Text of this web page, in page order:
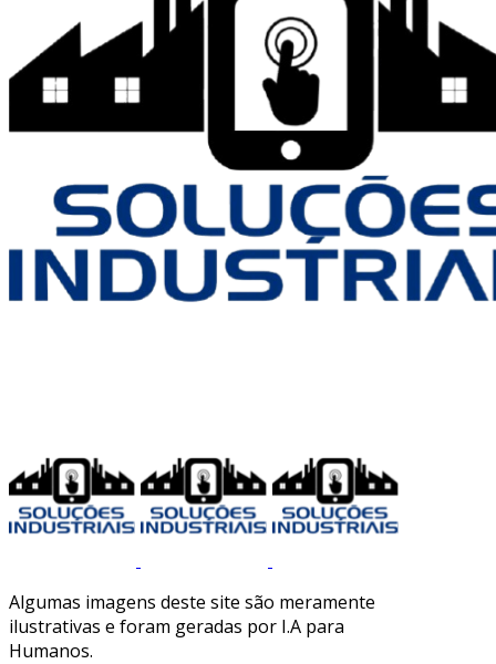
Algumas imagens deste site são meramente
ilustrativas e foram geradas por I.A para
Humanos.